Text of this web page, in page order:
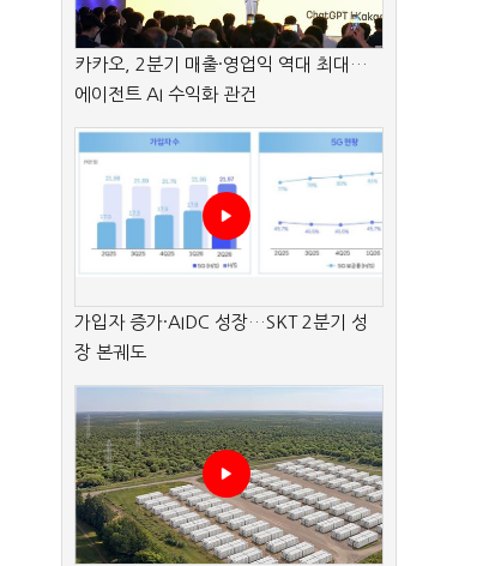
카카오, 2분기 매출·영업익 역대 최대…
에이전트 AI 수익화 관건
가입자 증가·AIDC 성장…SKT 2분기 성
장 본궤도